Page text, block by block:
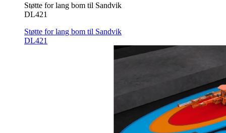
Støtte for lang bom til Sandvik
DL421
Støtte for lang bom til Sandvik
DL421